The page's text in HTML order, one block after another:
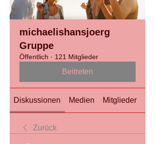
michaelishansjoerg
Gruppe
Öffentlich · 121 Mitglieder
Beitreten
Diskussionen Medien Mitglieder
Zurück